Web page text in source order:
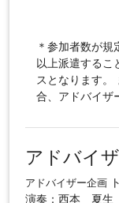
＊参加者数が規
以上派遣するこ
スとなります。
合、アドバイザ
アドバイ
アドバイザー企画
演奏：西本 夏生